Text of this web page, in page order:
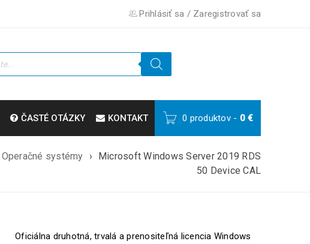
Prihlásiť sa / Zaregistrovať sa
ČASTÉ OTÁZKY KONTAKT 0 produktov - 0€
Operačné systémy ›
Microsoft Windows Server 2019 RDS
50 Device CAL
Oficiálna druhotná, trvalá a prenositeľná licencia Windows